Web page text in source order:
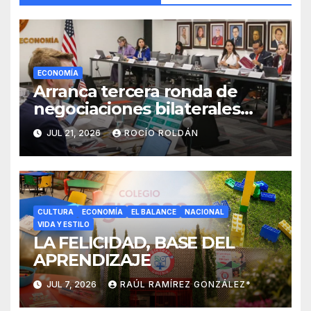
ECONOMÍA
Arranca tercera ronda de
negociaciones bilaterales
México-Estados Unidos sobre
el T-MEC
JUL 21, 2026 ROCÍO ROLDÁN
CULTURA ECONOMÍA EL BALANCE
NACIONAL
VIDA Y ESTILO
LA FELICIDAD, BASE DEL
APRENDIZAJE
JUL 7, 2026 RAÚL RAMÍREZ GONZÁLEZ*